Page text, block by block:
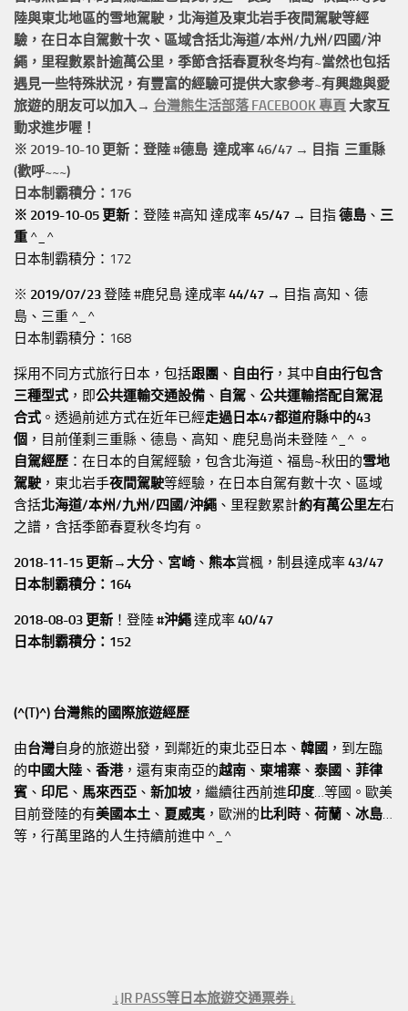
陸與東北地區的雪地駕駛 ，北海道及東北岩手夜間駕駛等經
驗，在日本自駕數十次、區域含括北海道/本州/九州/四國/沖
繩， 里程數累計逾萬公里 ，季節含括春夏秋冬均有~當然也包括
遇見一些特殊狀況，有豐富的經驗可提供大家參考~有興趣與愛
旅遊的朋友可以加入→ 台灣熊生活部落 FACEBOOK 專頁 大家互
動求進步喔！
※ 2019-10-10 更新：登陸 #德島 達成率 46/47 → 目指 三重縣
(歡呼~~~)
日本制霸積分：176
※ 2019-10-05 更新 ：登陸 #高知 達成率45/47 → 目指德島 、 三
重 ^_^
日本制霸積分：172
※ 2019/07/23登陸 #鹿兒島 達成率44/47 → 目指 高知、德
島、三重 ^_^
日本制霸積分：168
採用不同方式旅行日本，包括跟團 、 自由行 ，其中自由行包含
三種型式 ，即公共運輸交通設備 、 自駕 、 公共運輸搭配自駕混
合式 。透過前述方式在近年已經走過日本47都道府縣中的43
個 ，目前僅剩三重縣、德島、高知、鹿兒島尚未登陸 ^_^ 。
自駕經歷 ：在日本的自駕經驗，包含北海道、福島~秋田的雪地
駕駛 ，東北岩手夜間駕駛等經驗，在日本自駕有數十次、區域
含括北海道/本州/九州/四國/沖繩 、里程數累計約有萬公里左右
之譜，含括季節春夏秋冬均有。
2018-11-15 更新→ 大分、 宮崎 、 熊本賞楓，制县達成率43/47
日本制霸積分：164
2018-08-03 更新 ！登陸#沖繩達成率40/47
日本制霸積分：152
(^(T)^) 台灣熊的國際旅遊經歷
由台灣自身的旅遊出發，到鄰近的東北亞日本、 韓國 ，到左臨
的中國大陸 、 香港，還有東南亞的越南 、 柬埔寨 、 泰國 、 菲律
賓 、 印尼 、 馬來西亞 、 新加坡 ，繼續往西前進印度…等國。歐美
目前登陸的有美國本土 、 夏威夷 ，歐洲的比利時 、 荷蘭 、 冰島…
等，行萬里路的人生持續前進中 ^_^
↓JR PASS等日本旅遊交通票券↓